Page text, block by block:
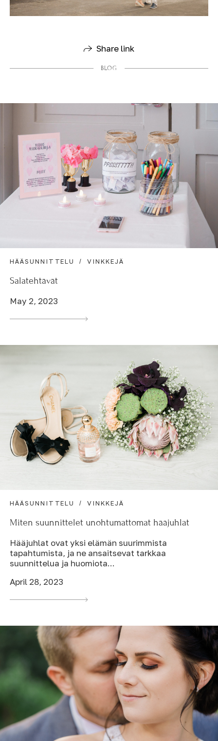
Share link
BLOG
HÄÄSUNNITTELU VINKKEJÄ
Salatehtävät
May 2, 2023
HÄÄSUNNITTELU VINKKEJÄ
Miten suunnittelet unohtumattomat hääjuhlat
Hääjuhlat ovat yksi elämän suurimmista
tapahtumista, ja ne ansaitsevat tarkkaa
suunnittelua ja huomiota...
April 28, 2023